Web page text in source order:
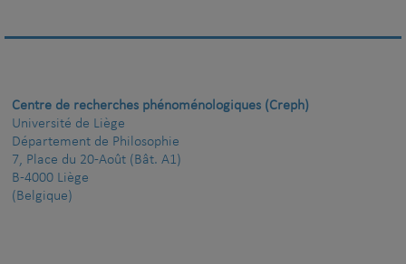
Centre de recherches phénoménologiques (Creph)
Université de Liège
Département de Philosophie
7, Place du 20-Août (Bât. A1)
B-4000 Liège
(Belgique)